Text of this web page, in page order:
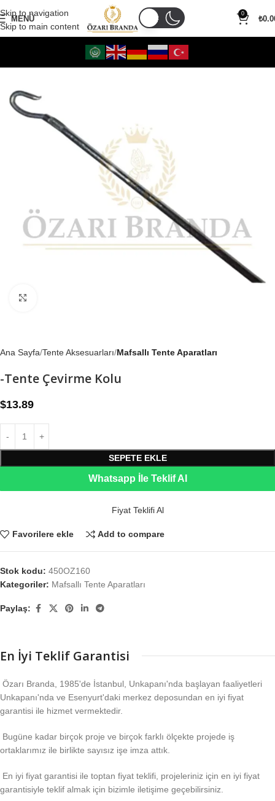
Skip to navigation
Skip to main content
MENÜ
0
₺
Ana Sayfa Tente Aksesuarları Mafsallı Tente Aparatları
-Tente Çevirme Kolu
$13.89
SEPETE EKLE
Whatsapp İle Teklif Al
Fiyat Teklifi Al
Favorilere ekle Add to compare
Stok kodu: 450OZ160
Kategoriler: Mafsallı Tente Aparatları
Paylaş:
En İyi Teklif Garantisi
Özarı Branda, 1985'de İstanbul, Unkapanı'nda başlayan faaliyetleri
Unkapanı'nda ve Esenyurt'daki merkez deposundan en iyi fiyat
garantisi ile hizmet vermektedir.
Bugüne kadar birçok proje ve birçok farklı ölçekte projede iş
ortaklarımız ile birlikte sayısız işe imza attık.
En iyi fiyat garantisi ile toptan fiyat teklifi, projeleriniz için en iyi fiyat
garantisiyle teklif almak için bizimle iletişime geçebilirsiniz.